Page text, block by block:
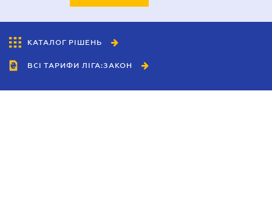
КАТАЛОГ РІШЕНЬ
ВСІ ТАРИФИ ЛІГА:ЗАКОН